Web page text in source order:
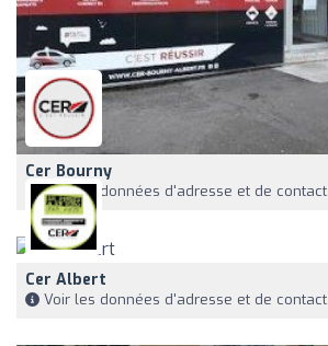
Cer Bourny
Voir les données d'adresse et de contact
Cer Albert
Voir les données d'adresse et de contact